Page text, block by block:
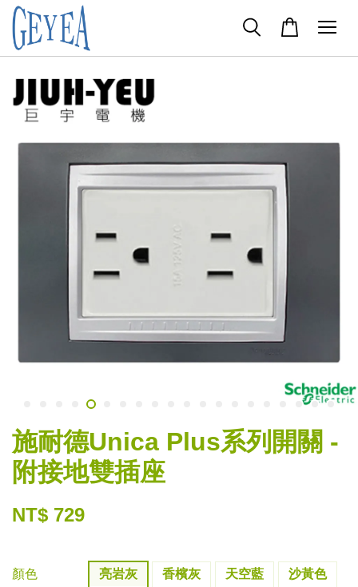
施耐德Unica Plus系列開關 -
附接地雙插座
NT$ 729
顏色 亮岩灰 香檳灰 天空藍
沙黃色